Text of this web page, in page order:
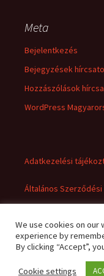
Meta
Bejelentkezés
Bejegyzések
Hozzászólások
WordPress
Adatkezelési
Általános
Adatkezelési
We use cookies on
experience by
By clicking “Accept”,
Cookie settings